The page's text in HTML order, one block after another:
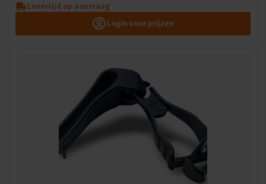
Levertijd op aanvraag
Login voor prijzen